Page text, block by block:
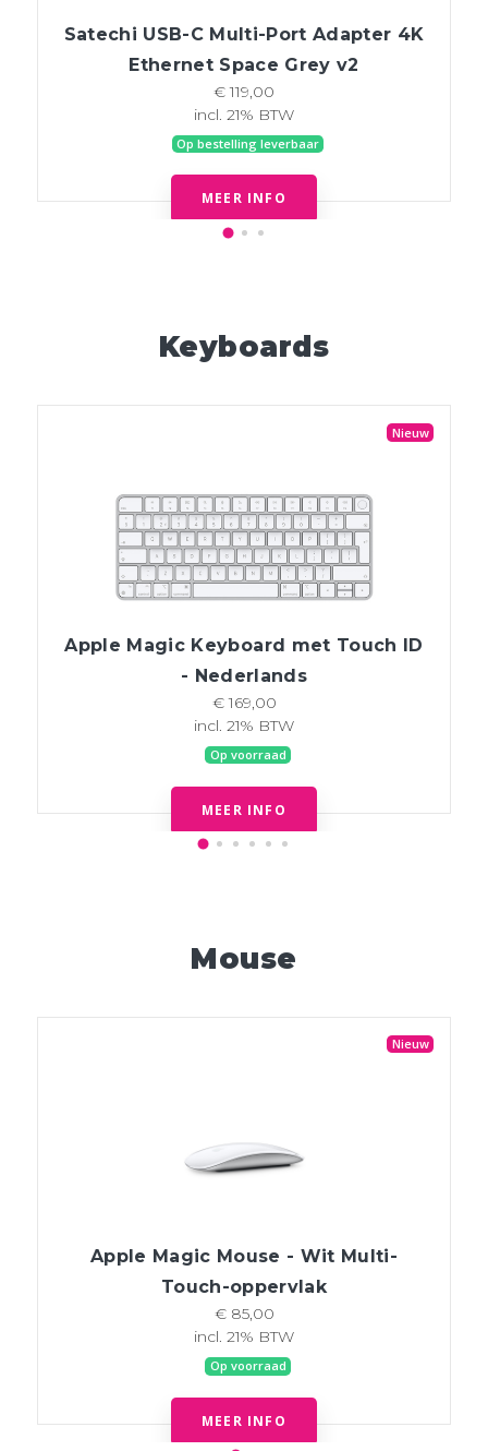
Satechi USB-C Multi-Port Adapter 4K
Ethernet Space Grey v2
€ 119,00
incl. 21% BTW
Op bestelling leverbaar
MEER INFO
Keyboards
Nieuw
Apple Magic Keyboard met Touch ID
- Nederlands
€ 169,00
incl. 21% BTW
Op voorraad
MEER INFO
Mouse
Nieuw
Apple Magic Mouse - Wit Multi-
Touch-oppervlak
€ 85,00
incl. 21% BTW
Op voorraad
MEER INFO